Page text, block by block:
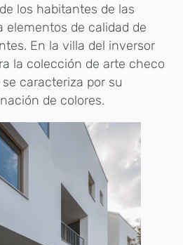
los habitantes de las
elementos de calidad de
En la villa del inversor
la colección de arte checo
caracteriza por su
de colores.